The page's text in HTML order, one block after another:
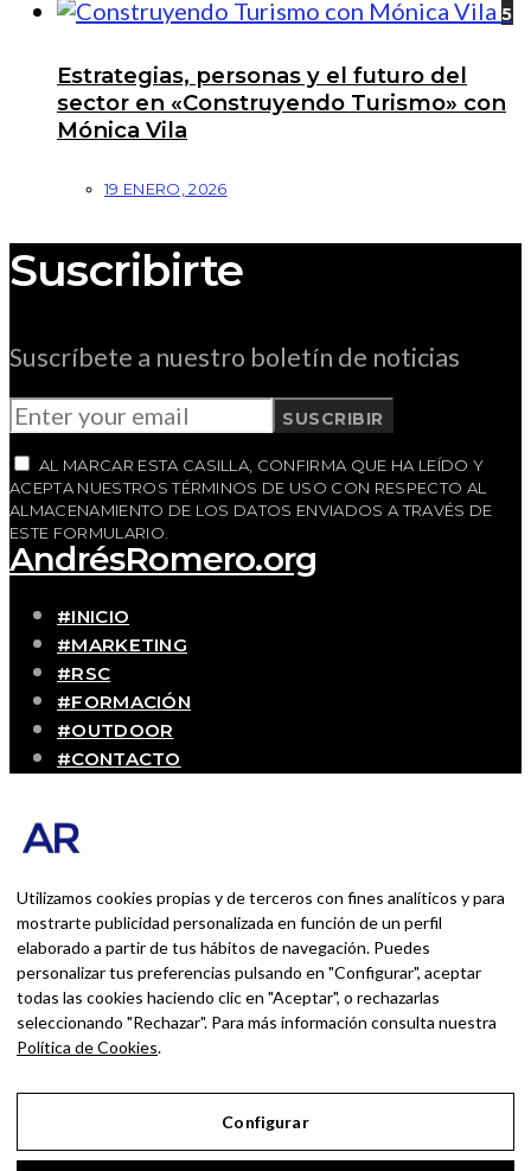
5
Estrategias, personas y el futuro del
sector en «Construyendo Turismo» con
Mónica Vila
19 ENERO, 2026
Suscribirte
Suscríbete a nuestro boletín de noticias
SUSCRIBIR
AL MARCAR ESTA CASILLA, CONFIRMA QUE HA LEÍDO Y
ACEPTA NUESTROS TÉRMINOS DE USO CON RESPECTO AL
ALMACENAMIENTO DE LOS DATOS ENVIADOS A TRAVÉS DE
ESTE FORMULARIO.
AndrésRomero.org
#INICIO
#MARKETING
#RSC
#FORMACIÓN
#OUTDOOR
#CONTACTO
Blog personal y profesional de Andrés Romero.
persona que disfruta con lo que hace cada día
BUSCAR POR:
BUSCAR
Ingresa las palabras de la búsqueda y presiona
Enter.
Utilizamos cookies propias y de terceros con fines analíticos y para
mostrarte publicidad personalizada en función de un perfil
elaborado a partir de tus hábitos de navegación. Puedes
personalizar tus preferencias pulsando en "Configurar", aceptar
todas las cookies haciendo clic en "Aceptar", o rechazarlas
seleccionando "Rechazar". Para más información consulta nuestra
Política de Cookies.
Configurar
Aviso Legal